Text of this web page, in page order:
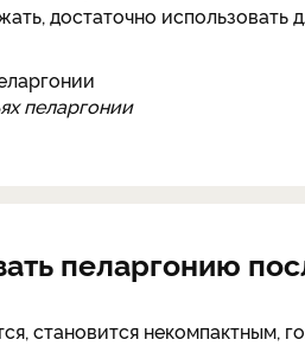
достаточно
пеларгонии
пеларгонию
становится некомпактным,